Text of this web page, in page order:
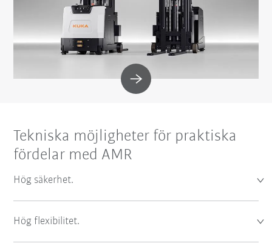
Tekniska möjligheter för praktiska
fördelar med AMR
Hög säkerhet.
Hög flexibilitet.